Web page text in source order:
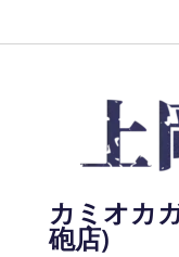
カミオカ
砲店)